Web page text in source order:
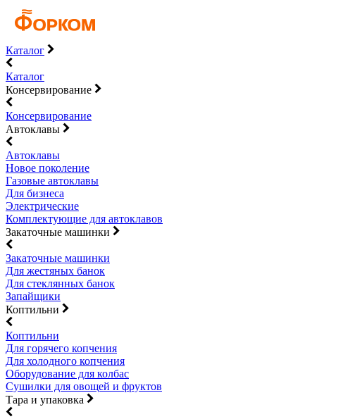
Каталог
Каталог
Консервирование
Консервирование
Автоклавы
Автоклавы
Новое поколение
Газовые автоклавы
Для бизнеса
Электрические
Комплектующие для автоклавов
Закаточные машинки
Закаточные машинки
Для жестяных банок
Для стеклянных банок
Запайщики
Коптильни
Коптильни
Для горячего копчения
Для холодного копчения
Оборудование для колбас
Сушилки для овощей и фруктов
Тара и упаковка